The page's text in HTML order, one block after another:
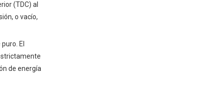
(TDC) al
o vacío,
El
de energía